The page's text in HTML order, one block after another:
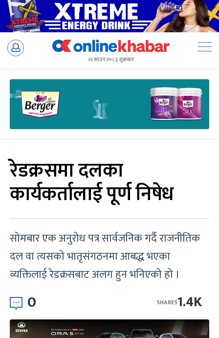
Skip
२२ साउन २०८३, शुक्रबार
रेडक्रसमा दलका
कार्यकर्तालाई पूर्ण निषेध
सोमबार एक अनुरोध पत्र सार्वजनिक गर्दै राजनीतिक
दल वा त्यसको भातृसंगठनमा आबद्ध भएका
व्यक्तिलाई रेडक्रसबाट अलग हुन भनिएको हो ।
0 1.4K
SHARES